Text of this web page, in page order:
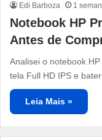
Edi Barboza 1
Notebook HP
Antes de
Analisei o notebook
tela Full HD IPS e
Leia Mais »